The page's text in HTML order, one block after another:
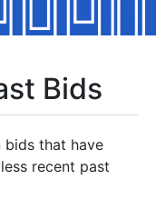
Bids
that have
recent past